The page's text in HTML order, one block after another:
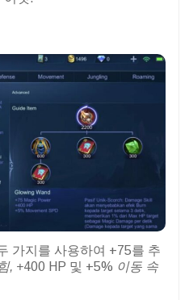
가지를 사용하여 +75를 추
, +400 HP 및 +5% 이동 속